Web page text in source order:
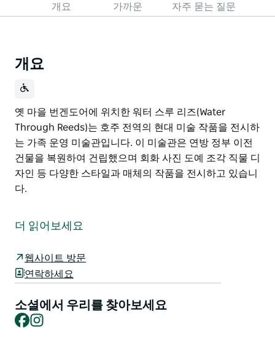
개요 가까운 자주 묻는 질문
개요
옛 마을 번겐도어에 위치한 워터 스루 리즈(Water
Through Reeds)는 호주 전역의 현대 미술 작품을 전시하
는 가족 운영 미술관입니다. 이 미술관은 연방 정부 이전
건물을 복원하여 건립했으며 회화 사진 도예 조각 직물 디
자인 등 다양한 스타일과 매체의 작품을 전시하고 있습니
다.
Through Reeds)는 호주 전역의 현대 미술 작품을 전시하
이 미술관은 연방 정부 이전 건물을 복원하여 건립했으며
회화 사진 도예 조각 직물 디자인 등 다양한 스타일과 매
더 읽어보세요
웹사이트 방문
연락하세요
소셜에서 우리를 찾아보세요
Facebook